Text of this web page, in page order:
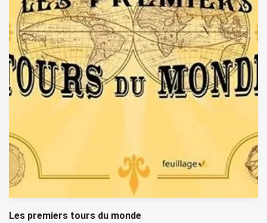
Les premiers tours du monde